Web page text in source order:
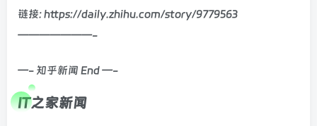
链接: https://daily.zhihu.com/story/9779563
———————-
—- 知乎新闻 End —-
IT之家新闻